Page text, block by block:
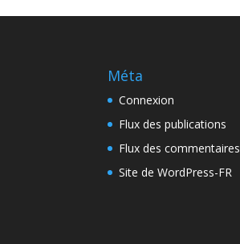
Méta
Connexion
Flux des publications
Flux des commentaires
Site de WordPress-FR